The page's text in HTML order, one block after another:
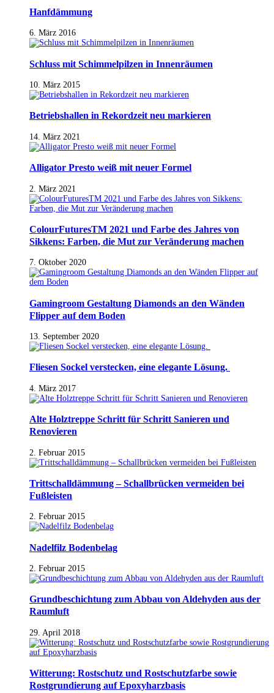
Hanfdämmung
6. März 2016
Schluss mit Schimmelpilzen in Innenräumen
10. März 2015
Betriebshallen in Rekordzeit neu markieren
14. März 2021
Alligator Presto weiß mit neuer Formel
2. März 2021
ColourFuturesTM 2021 und Farbe des Jahres von
Sikkens: Farben, die Mut zur Veränderung machen
7. Oktober 2020
Gamingroom Gestaltung Diamonds an den Wänden
Flipper auf dem Boden
13. September 2020
Fliesen Sockel verstecken, eine elegante Lösung.
4. März 2017
Alte Holztreppe Schritt für Schritt Sanieren und
Renovieren
2. Februar 2015
Trittschalldämmung – Schallbrücken vermeiden bei
Fußleisten
2. Februar 2015
Nadelfilz Bodenbelag
2. Februar 2015
Grundbeschichtung zum Abbau von Aldehyden aus der
Raumluft
29. April 2018
Witterung: Rostschutz und Rostschutzfarbe sowie
Rostgrundierung auf Epoxyharzbasis